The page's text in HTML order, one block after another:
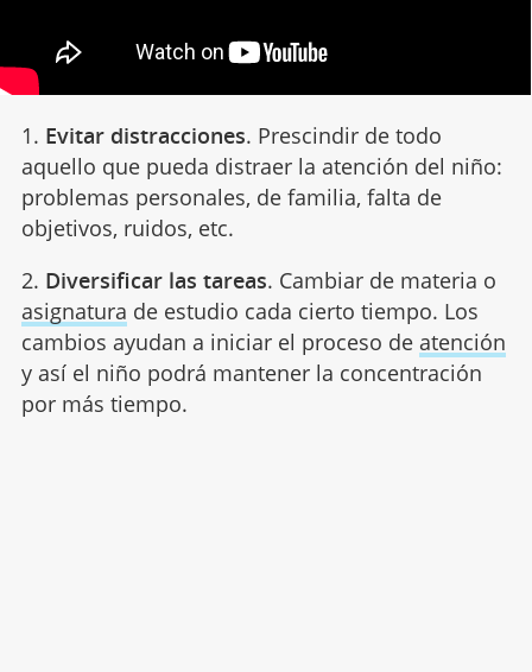
1. Evitar distracciones. Prescindir de todo
aquello que pueda distraer la atención del niño:
problemas personales, de familia, falta de
objetivos, ruidos, etc.
2. Diversificar las tareas. Cambiar de materia o
asignatura de estudio cada cierto tiempo. Los
cambios ayudan a iniciar el proceso de atención
y así el niño podrá mantener la concentración
por más tiempo.